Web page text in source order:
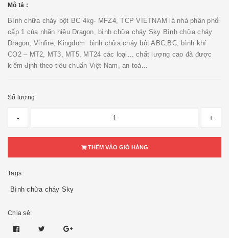
Mô tả :
Bình chữa cháy bột BC 4kg- MFZ4, TCP VIETNAM là nhà phân phối
cấp 1 của nhãn hiệu Dragon, bình chữa cháy Sky Bình chữa cháy
Dragon, Vinfire, Kingdom bình chữa cháy bột ABC,BC, bình khí
CO2 – MT2, MT3, MT5, MT24 các loại… chất lượng cao đã được
kiểm định theo tiêu chuẩn Việt Nam, an toà...
Số lượng
- +
THÊM VÀO GIỎ HÀNG
Tags :
Bình chữa cháy Sky
Chia sẻ: